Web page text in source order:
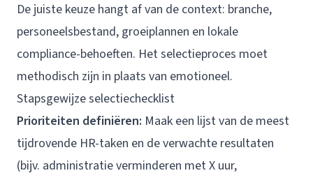
De juiste keuze hangt af van de context: branche,
personeelsbestand, groeiplannen en lokale
compliance-behoeften. Het selectieproces moet
methodisch zijn in plaats van emotioneel.
Stapsgewijze selectiechecklist
Prioriteiten definiëren: Maak een lijst van de meest
tijdrovende HR-taken en de verwachte resultaten
(bijv. administratie verminderen met X uur,